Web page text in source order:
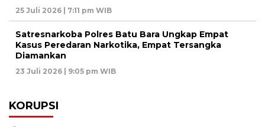
25 Juli 2026 | 7:11 pm WIB
Satresnarkoba Polres Batu Bara Ungkap Empat
Kasus Peredaran Narkotika, Empat Tersangka
Diamankan
23 Juli 2026 | 9:05 pm WIB
KORUPSI